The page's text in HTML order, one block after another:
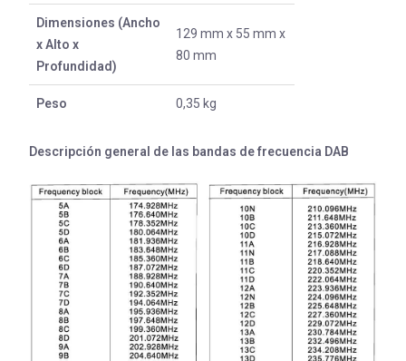
Dimensiones (Ancho
x Alto x
Profundidad)
129 mm x 55 mm x
80 mm
Peso 0,35 kg
Descripción general de las bandas de frecuencia DAB